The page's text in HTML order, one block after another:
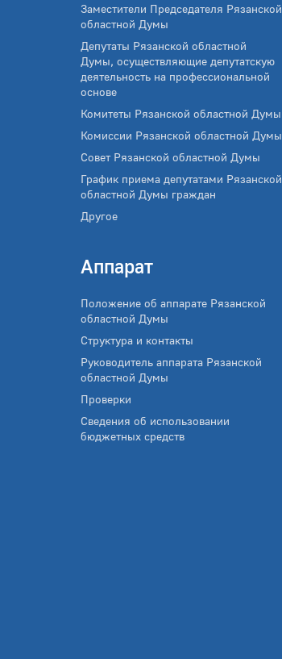
Заместители Председателя Рязанской
областной Думы
Депутаты Рязанской областной
Думы, осуществляющие депутатскую
деятельность на профессиональной
основе
Комитеты Рязанской областной Думы
Комиссии Рязанской областной Думы
Совет Рязанской областной Думы
График приема депутатами Рязанской
областной Думы граждан
Другое
Аппарат
Положение об аппарате Рязанской
областной Думы
Структура и контакты
Руководитель аппарата Рязанской
областной Думы
Проверки
Сведения об использовании
бюджетных средств